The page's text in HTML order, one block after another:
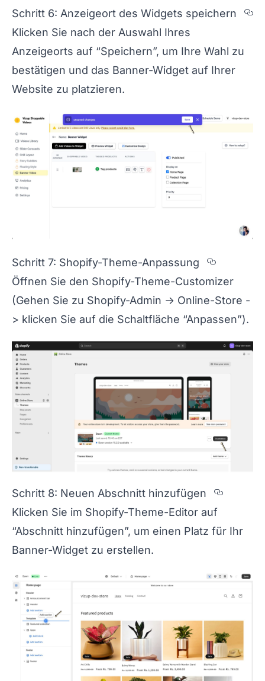
Schritt 6: Anzeigeort des Widgets speichern
Klicken Sie nach der Auswahl Ihres
Anzeigeorts auf “Speichern”, um Ihre Wahl zu
bestätigen und das Banner-Widget auf Ihrer
Website zu platzieren.
Schritt 7: Shopify-Theme-Anpassung
Section
Öffnen Sie den Shopify-Theme-Customizer
(Gehen Sie zu Shopify-Admin -> Online-Store -
> klicken Sie auf die Schaltfläche “Anpassen”).
Schritt 8: Neuen Abschnitt hinzufügen
Section
Klicken Sie im Shopify-Theme-Editor auf
“Abschnitt hinzufügen”, um einen Platz für Ihr
Banner-Widget zu erstellen.